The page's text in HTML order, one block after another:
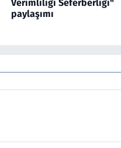
Verimliliği Seferberliği"
paylaşımı